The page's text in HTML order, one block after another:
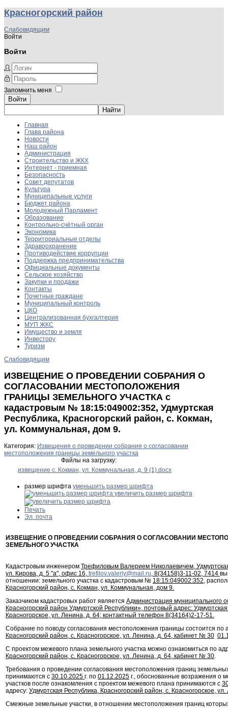
Красногорский район
Слабовидящим
Войти
Войти
Запомнить меня
Войти
Главная
Глава района
Новости
Наш район
Администрация
Строительство и ЖКХ
Интернет - приемная
Безопасность
Совет депутатов
Культура
Муниципальные услуги
Бюджет района
Молодежный Парламент
Образование
Контрольно-счётный орган
Экономика
Территориальные отделы
Здравоохранение
Противодействие коррупции
Поддержка предпринимательства
Официальные документы
Сельское хозяйство
Закупки и продажи
Контакты
Почетные граждане
Муниципальный контроль
ЦКО
Централизованная бухгалтерия
МУП ЖКС
Имущество и земля
Инвестору
Туризм
Слабовидящим
ИЗВЕЩЕНИЕ О ПРОВЕДЕНИИ СОБРАНИЯ О
СОГЛАСОВАНИИ МЕСТОПОЛОЖЕНИЯ
ГРАНИЦЫ ЗЕМЕЛЬНОГО УЧАСТКА с
кадастровым № 18:15:049002:352, Удмуртская
Республика, Красногорский район, с. Кокман,
ул. Коммунальная, дом 9.
Категория: Извещения о проведении собрания о согласовании
местоположения границы земельного участка
Файлы на загрузку:
извещение с. Кокман, ул. Коммунальная, д. 9 (1).docx
размер шрифта уменьшить размер шрифта
увеличить размер шрифта
Печать
Эл. почта
ИЗВЕЩЕНИЕ О ПРОВЕДЕНИИ СОБРАНИЯ О СОГЛАСОВАНИИ
ЗЕМЕЛЬНОГО УЧАСТКА
Кадастровым инженером Трефиловым Валерием Николаевичем,
ул. Кирова, д. 5 "а", офис 16, trefilov.valeriy@mail.ru, 8(34158)3-11-02, 7414
отношении: земельного участка с кадастровым № 18:15:049002:352,
Красногорский район, с. Кокман, ул. Коммунальная, дом 9.
Заказчиком кадастровых работ является Администрация муниципального
Красногорский район Удмуртской Республики», почтовый адрес:
Красногорское, ул. Ленина, д. 64; контактный телефон 8(34164)2-17-51.
Собрание по поводу согласования местоположения границы состоится по
Красногорский район, с. Красногорское, ул. Ленина, д. 64, кабинет № 30
С проектом межевого плана земельного участка можно ознакомиться по
Красногорский район, с. Красногорское, ул. Ленина, д. 64, кабинет № 30.
Требования о проведении согласования местоположения границ
принимаются с 30.10.2025 г. по 01.12.2025 г., обоснованные возражения о
участков после ознакомления с проектом межевого плана принимаются с
адресу: Удмуртская Республика, Красногорский район, с. Красногорское,
Смежные земельные участки, в отношении местоположения границ